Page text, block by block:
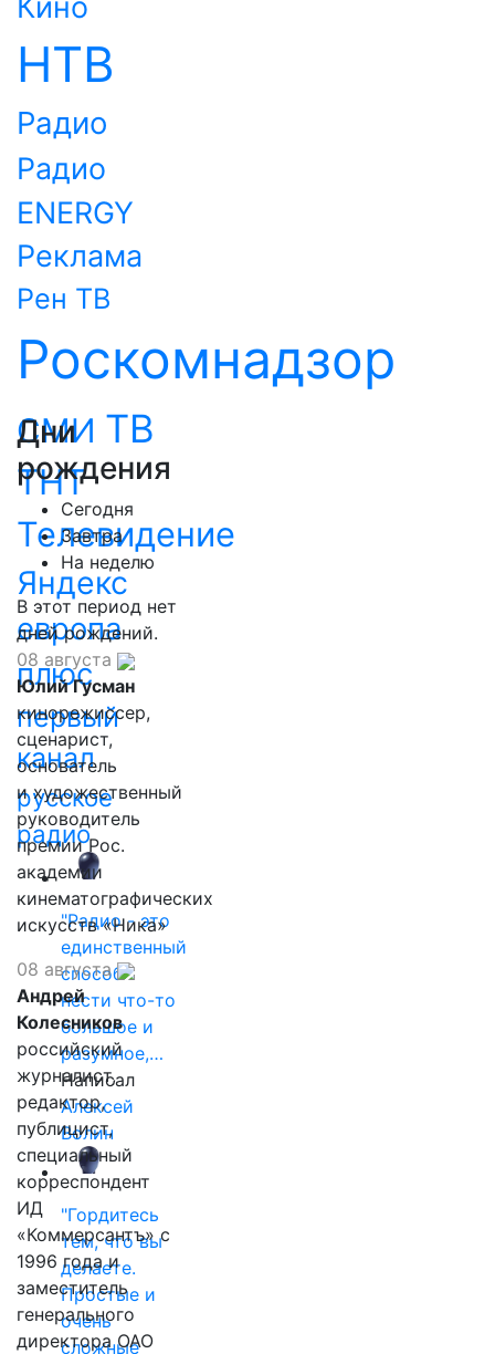
НТВ
Радио
Радио
ENERGY
Реклама
Рен ТВ
Роскомнадзор
СМИ ТВ
ТНТ
Телевидение
Яндекс
европа
плюс
первый
канал
русское
радио
"Радио - это
единственный
способ
нести что-то
большое и
разумное,…
Написал
Алексей
Волин
"Гордитесь
тем, что вы
делаете.
Простые и
очень
сложные
Дни
рождения
Сегодня
Завтра
На неделю
В этот период нет
дней рождений.
08 августа
Юлий Гусман
кинорежиссер,
сценарист,
основатель
и художественный
руководитель
премии Рос.
академии
кинематографических
искусств «Ника»
08 августа
Андрей
Колесников
российский
журналист,
редактор,
публицист,
специальный
корреспондент
ИД
«Коммерсантъ» с
1996 года и
заместитель
генерального
директора ОАО